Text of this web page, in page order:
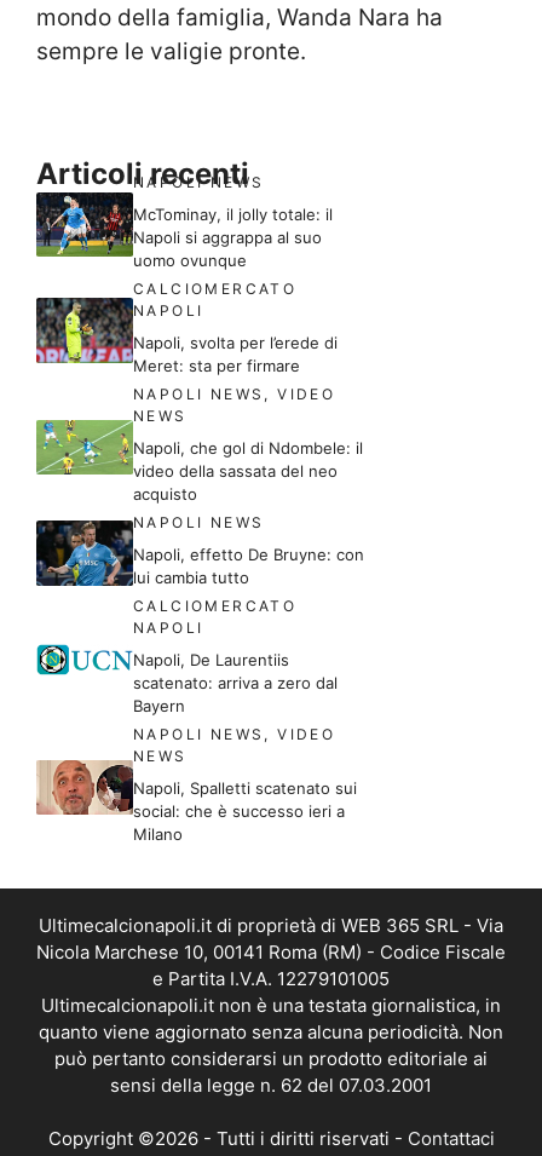
mondo della famiglia, Wanda Nara ha
sempre le valigie pronte.
Articoli recenti
NAPOLI NEWS
McTominay, il jolly totale: il
Napoli si aggrappa al suo
uomo ovunque
CALCIOMERCATO
NAPOLI
Napoli, svolta per l’erede di
Meret: sta per firmare
NAPOLI NEWS ,VIDEO
NEWS
Napoli, che gol di Ndombele: il
video della sassata del neo
acquisto
NAPOLI NEWS
Napoli, effetto De Bruyne: con
lui cambia tutto
CALCIOMERCATO
NAPOLI
Napoli, De Laurentiis
scatenato: arriva a zero dal
Bayern
NAPOLI NEWS ,VIDEO
NEWS
Napoli, Spalletti scatenato sui
social: che è successo ieri a
Milano
Ultimecalcionapoli.it di proprietà di WEB 365 SRL - Via
Nicola Marchese 10, 00141 Roma (RM) - Codice Fiscale
e Partita I.V.A. 12279101005
Ultimecalcionapoli.it non è una testata giornalistica, in
quanto viene aggiornato senza alcuna periodicità. Non
può pertanto considerarsi un prodotto editoriale ai
sensi della legge n. 62 del 07.03.2001
Copyright ©2026 - Tutti i diritti riservati - Contattaci